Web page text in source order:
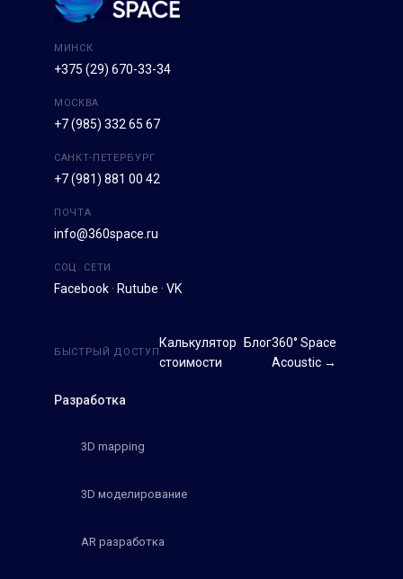
МИНСК
+375 (29) 670-33-34
МОСКВА
+7 (985) 332 65 67
САНКТ-ПЕТЕРБУРГ
+7 (981) 881 00 42
ПОЧТА
info@360space.ru
СОЦ. СЕТИ
Facebook · Rutube · VK
Разработка
3D mapping
3D моделирование
AR разработка
БЫСТРЫЙ ДОСТУП
Калькулятор
стоимости
Блог360° Space
Acoustic →